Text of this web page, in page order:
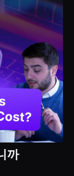
까